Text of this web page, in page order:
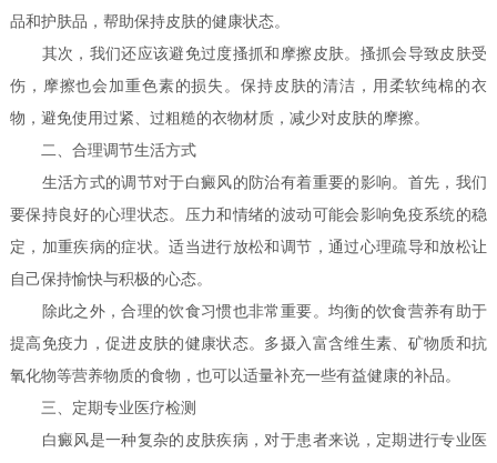
品和护肤品，帮助保持皮肤的健康状态。
其次，我们还应该避免过度搔抓和摩擦皮肤。搔抓会导致皮肤受
伤，摩擦也会加重色素的损失。保持皮肤的清洁，用柔软纯棉的衣
物，避免使用过紧、过粗糙的衣物材质，减少对皮肤的摩擦。
二、合理调节生活方式
生活方式的调节对于白癜风的防治有着重要的影响。首先，我们
要保持良好的心理状态。压力和情绪的波动可能会影响免疫系统的稳
定，加重疾病的症状。适当进行放松和调节，通过心理疏导和放松让
自己保持愉快与积极的心态。
除此之外，合理的饮食习惯也非常重要。均衡的饮食营养有助于
提高免疫力，促进皮肤的健康状态。多摄入富含维生素、矿物质和抗
氧化物等营养物质的食物，也可以适量补充一些有益健康的补品。
三、定期专业医疗检测
白癜风是一种复杂的皮肤疾病，对于患者来说，定期进行专业医